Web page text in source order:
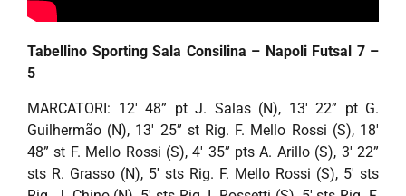
Tabellino Sporting Sala Consilina – Napoli Futsal 7 –
5
MARCATORI: 12′ 48” pt J. Salas (N), 13′ 22” pt G.
Guilhermão (N), 13′ 25” st Rig. F. Mello Rossi (S), 18′
48” st F. Mello Rossi (S), 4′ 35” pts A. Arillo (S), 3′ 22”
sts R. Grasso (N), 5′ sts Rig. F. Mello Rossi (S), 5′ sts